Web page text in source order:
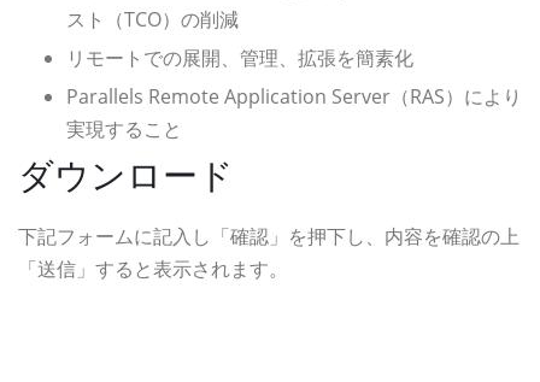
スト（TCO）の削減
リモートでの展開、管理、拡張を簡素化
Parallels Remote Application Server（RAS）により
実現すること
ダウンロード
下記フォームに記入し「確認」を押下し、内容を確認の上
「送信」すると表示されます。